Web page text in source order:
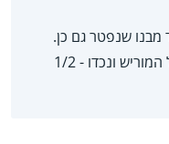
מבנו שנפטר גם כן.
העיזבון יחולק שווה בשווה בין בתו של המוריש ונכדו - 1/2